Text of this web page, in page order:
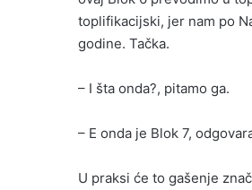
toplifikacijski, jer nam po
godine. Tačka.
– I šta onda?, pitamo ga.
– E onda je Blok 7,
U praksi će to gašenje